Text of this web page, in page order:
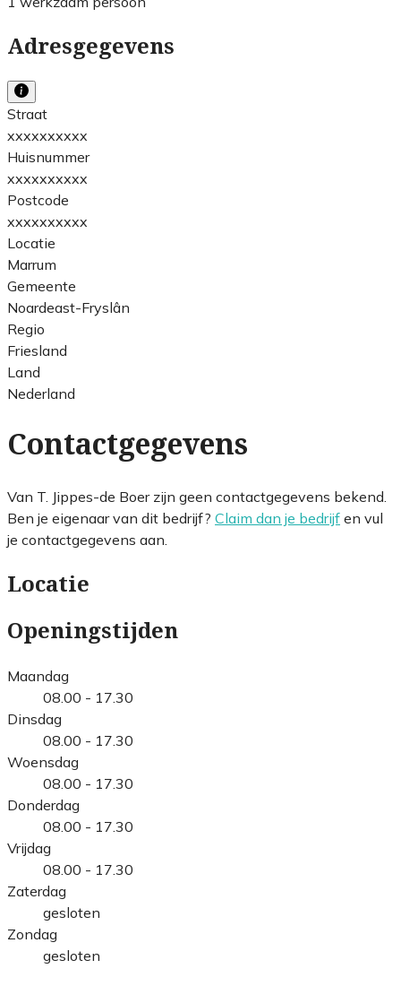
Adresgegevens
Straat
xxxxxxxxxx
Huisnummer
xxxxxxxxxx
Postcode
xxxxxxxxxx
Locatie
Marrum
Gemeente
Noardeast-Fryslân
Regio
Friesland
Land
Nederland
Contactgegevens
Van T. Jippes-de Boer zijn geen contactgegevens bekend.
Ben je eigenaar van dit bedrijf? Claim dan je bedrijf en vul
je contactgegevens aan.
Locatie
Openingstijden
Maandag
08.00 - 17.30
Dinsdag
08.00 - 17.30
Woensdag
08.00 - 17.30
Donderdag
08.00 - 17.30
Vrijdag
08.00 - 17.30
Zaterdag
gesloten
Zondag
gesloten